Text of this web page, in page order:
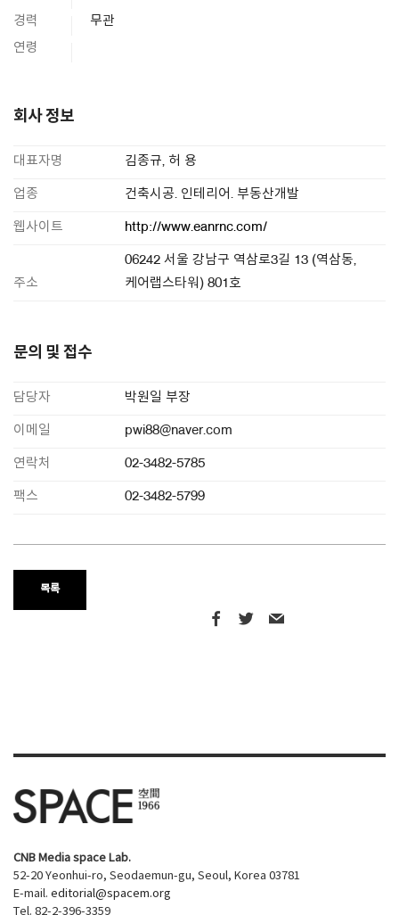
경력 무관
연령
회사 정보
대표자명 김종규, 허 용
업종 건축시공. 인테리어. 부동산개발
웹사이트 http://www.eanrnc.com/
주소
06242 서울 강남구 역삼로3길 13 (역삼동,
케어랩스타워) 801호
문의 및 접수
담당자 박원일 부장
이메일 pwi88@naver.com
연락처 02-3482-5785
팩스 02-3482-5799
목록
CNB Media space Lab.
52-20 Yeonhui-ro, Seodaemun-gu, Seoul, Korea 03781
E-mail. editorial@spacem.org
Tel. 82-2-396-3359